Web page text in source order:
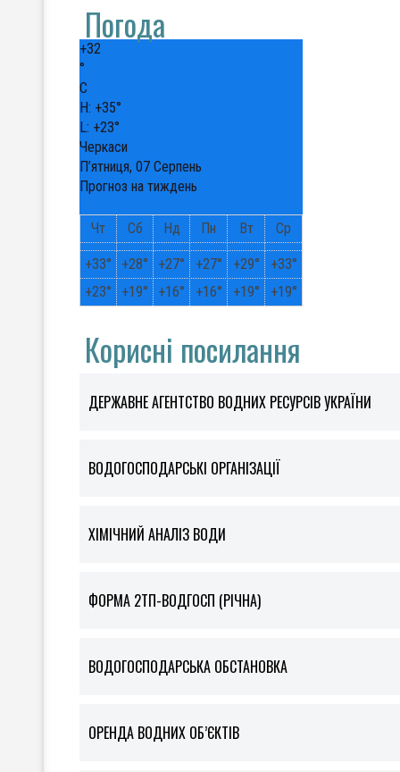
Погода
+32
°
C
H: +35°
L: +23°
Черкаси
П’ятниця, 07 Серпень
Прогноз на тиждень
Чт Сб Нд Пн Вт Ср
+33° +28° +27° +27° +29° +33°
+23° +19° +16° +16° +19° +19°
Корисні посилання
ДЕРЖАВНЕ АГЕНТСТВО ВОДНИХ РЕСУРСІВ УКРАЇНИ
ВОДОГОСПОДАРСЬКІ ОРГАНІЗАЦІЇ
ХІМІЧНИЙ АНАЛІЗ ВОДИ
ФOРМА 2ТП-ВОДГОСП (РІЧНА)
ВОДОГОСПОДАРСЬКА ОБСТАНОВКА
ОРЕНДА ВОДНИХ ОБ’ЄКТІВ